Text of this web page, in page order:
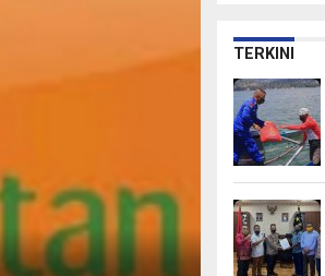
TERKINI